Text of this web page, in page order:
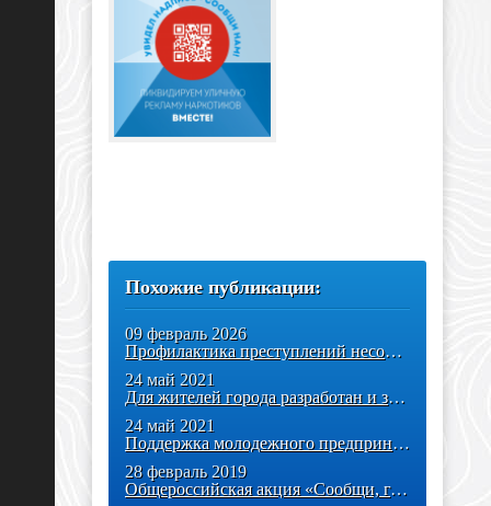
Похожие публикации:
09 февраль 2026
Профилактика преступлений несовершеннолетних
24 май 2021
Для жителей города разработан и запущен официальный сайт по
24 май 2021
Поддержка молодежного предпринимательства «Про-Business89»
28 февраль 2019
Общероссийская акция «Сообщи, где торгуют смертью»